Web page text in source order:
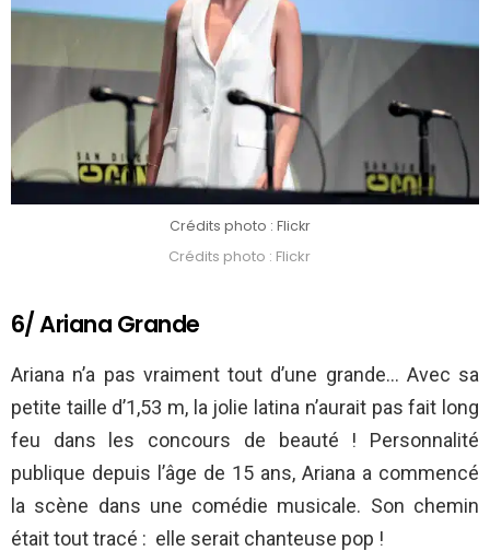
Crédits photo : Flickr
Crédits photo : Flickr
6/ Ariana Grande
Ariana n’a pas vraiment tout d’une grande… Avec sa
petite taille d’1,53 m, la jolie latina n’aurait pas fait long
feu dans les concours de beauté ! Personnalité
publique depuis l’âge de 15 ans, Ariana a commencé
la scène dans une comédie musicale. Son chemin
était tout tracé : elle serait chanteuse pop !